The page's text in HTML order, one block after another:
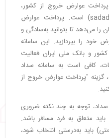
عوارض خروج از کشور،
(sadadpsp.ir) است. پرداخت عوارض
را می‌دهد تا بتوانید به‌سادگی و
خود را بپردازید. این سامانه
و بانک ملی ایران فعالیت
کافی است به سامانه سداد
گزینه "پرداخت عوارض خروج از
توجه به چند نکته ضروری
متعلق به فرد مسافر باشد.
باید به‌درستی انتخاب شود،